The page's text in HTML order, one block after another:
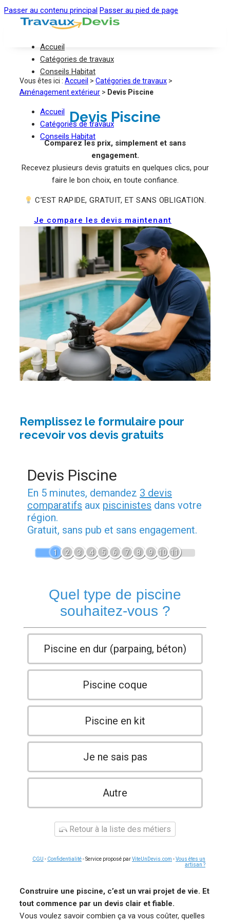
Passer au contenu principal Passer au pied de page
Accueil
Catégories de travaux
Conseils Habitat
Accueil
Catégories de travaux
Conseils Habitat
Vous êtes ici : Accueil > Catégories de travaux >
Aménagement extérieur > Devis Piscine
Devis Piscine
Comparez les prix, simplement et sans
engagement.
Recevez plusieurs devis gratuits en quelques clics, pour
faire le bon choix, en toute confiance.
C’EST RAPIDE, GRATUIT, ET SANS OBLIGATION.
Je compare les devis maintenant
Remplissez le formulaire pour
recevoir vos devis gratuits
Devis Piscine
En 5 minutes, demandez 3 devis
comparatifs aux piscinistes dans votre
région.
Gratuit, sans pub et sans engagement.
1 2 3 4 5 6 7 8 9 10 11
Quel type de piscine
souhaitez-vous ?
Piscine en dur (parpaing, béton)
Piscine coque
Piscine en kit
Je ne sais pas
Autre
Retour à la liste des métiers
CGU - Confidentialité- Service proposé parViteUnDevis.com -Vous êtes un
artisan ?
Construire une piscine, c’est un vrai projet de vie. Et
tout commence par un devis clair et fiable.
Vous voulez savoir combien ça va vous coûter, quelles